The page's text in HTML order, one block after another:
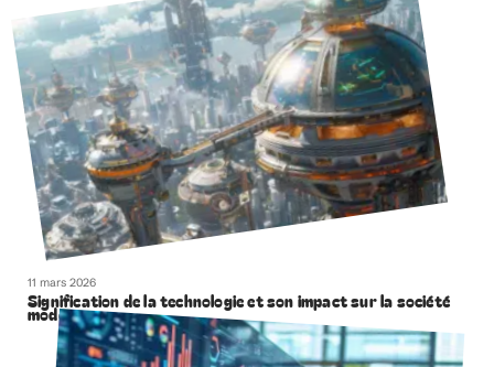
11 mars 2026
Signification de la technologie et son impact sur la société
moderne